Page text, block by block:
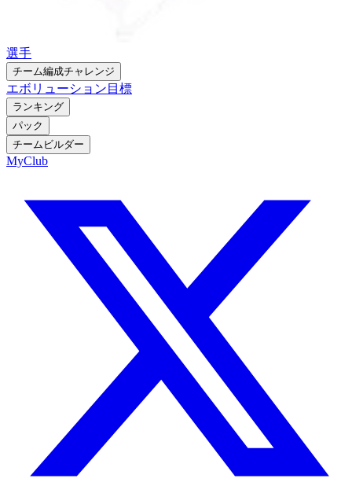
選手
チーム編成チャレンジ
エボリューション 目標
ランキング
パック
チームビルダー
MyClub